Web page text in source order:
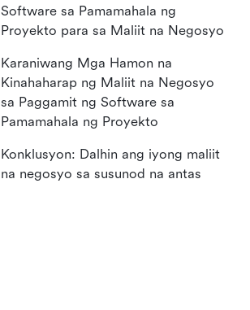
Software sa Pamamahala ng
Proyekto para sa Maliit na Negosyo
Karaniwang Mga Hamon na
Kinahaharap ng Maliit na Negosyo
sa Paggamit ng Software sa
Pamamahala ng Proyekto
Konklusyon: Dalhin ang iyong maliit
na negosyo sa susunod na antas